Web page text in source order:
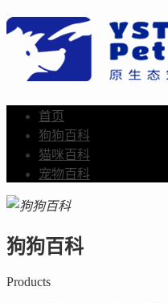
首页
狗狗百科
猫咪百科
宠物百科
狗狗百科
Products